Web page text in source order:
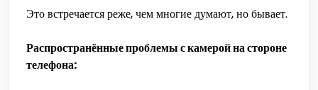
Это встречается реже, чем многие думают, но бывает.
Распространённые проблемы с камерой на стороне
телефона: